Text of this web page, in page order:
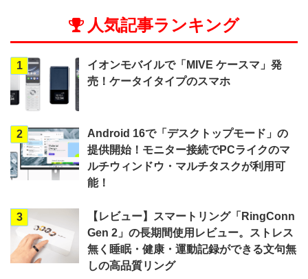
人気記事ランキング
1
イオンモバイルで「MIVE ケースマ」発
売！ケータイタイプのスマホ
2
Android 16で「デスクトップモード」の
提供開始！モニター接続でPCライクのマ
ルチウィンドウ・マルチタスクが利用可
能！
3
【レビュー】スマートリング「RingConn
Gen 2」の長期間使用レビュー。ストレス
無く睡眠・健康・運動記録ができる文句無
しの高品質リング